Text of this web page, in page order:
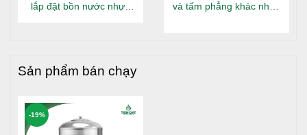
lắp đặt bồn nước nhựa
và tấm phẳng khác nhau
Sản phẩm bán chạy
-19%